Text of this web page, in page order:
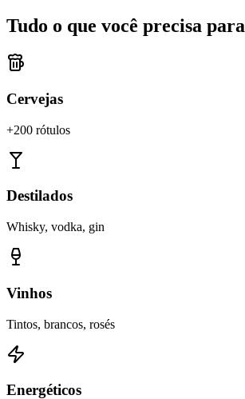
Tudo o que você precisa
Cervejas
+200 rótulos
Destilados
Whisky, vodka, gin
Vinhos
Tintos, brancos, rosés
Energéticos